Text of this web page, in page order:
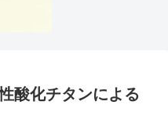
酸化チタンによる